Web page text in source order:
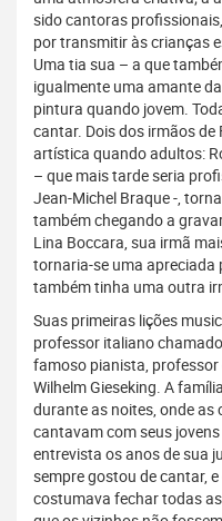
sido cantoras
por transmitir às crianças
Uma tia sua – a que
igualmente uma amante
pintura quando jovem.
cantar. Dois dos irmãos
artística quando adultos:
– que mais tarde seria
Jean-Michel Braque -,
também chegando a
Lina Boccara, sua irmã
tornaria-se uma apreciada
também tinha uma outra
Suas primeiras lições
professor italiano
famoso pianista,
Wilhelm Gieseking. A
durante as noites, onde
cantavam com seus
entrevista os anos de sua
sempre gostou de cantar,
costumava fechar todas